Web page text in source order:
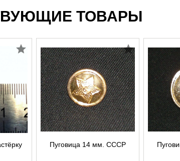
ТОВАРЫ
Пуговица 14 мм. СССР